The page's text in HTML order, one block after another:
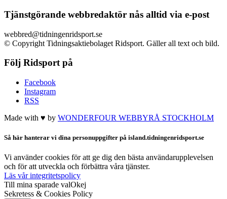
Tjänstgörande webbredaktör nås alltid via e-post
webbred@tidningenridsport.se
© Copyright Tidningsaktiebolaget Ridsport. Gäller all text och bild.
Följ Ridsport på
Facebook
Instagram
RSS
Made with ♥ by WONDERFOUR WEBBYRÅ STOCKHOLM
Så här hanterar vi dina personuppgifter på island.tidningenridsport.se
Vi använder cookies för att ge dig den bästa användarupplevelsen
och för att utveckla och förbättra våra tjänster.
Läs vår integritetspolicy
Till mina sparade valOkej
Sekretess & Cookies Policy